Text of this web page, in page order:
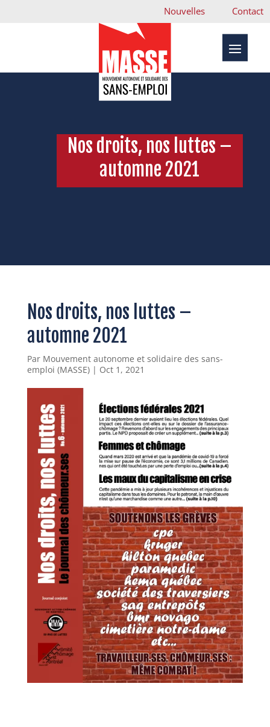
Nouvelles Contact
Nos droits, nos luttes –
automne 2021
Nos droits, nos luttes –
automne 2021
Par Mouvement autonome et solidaire des sans-
emploi (MASSE)| Oct 1, 2021